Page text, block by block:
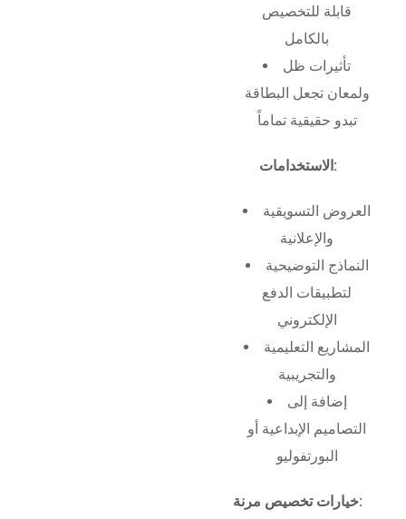
قابلة للتخصيص
بالكامل
تأثيرات ظل
ولمعان تجعل البطاقة
تبدو حقيقية تماماً
الاستخدامات:
العروض التسويقية
والإعلانية
النماذج التوضيحية
لتطبيقات الدفع
الإلكتروني
المشاريع التعليمية
والتجريبية
إضافة إلى
التصاميم الإبداعية أو
البورتفوليو
خيارات تخصيص مرنة: